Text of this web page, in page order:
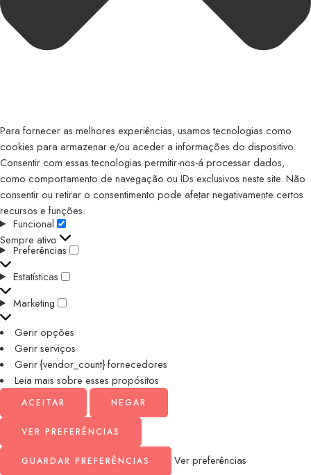
Para fornecer as melhores experiências, usamos tecnologias como
cookies para armazenar e/ou aceder a informações do dispositivo.
Consentir com essas tecnologias permitir-nos-á processar dados,
como comportamento de navegação ou IDs exclusivos neste site. Não
consentir ou retirar o consentimento pode afetar negativamente certos
recursos e funções.
Funcional
Sempre ativo
Preferências
Estatísticas
Marketing
Gerir opções
Gerir serviços
Gerir {vendor_count} fornecedores
Leia mais sobre esses propósitos
ACEITAR NEGAR
VER PREFERÊNCIAS
GUARDAR PREFERÊNCIAS
Ver preferências